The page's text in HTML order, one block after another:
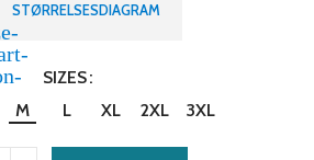
STØRRELSESDIAGRAM
SIZES
M L XL 2XL 3XL